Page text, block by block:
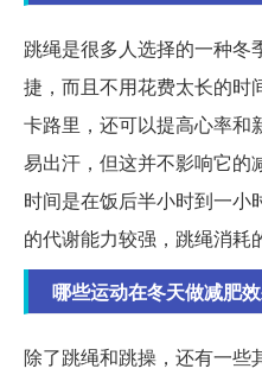
跳绳是很多人选择的一种冬
捷，而且不用花费太长的时
卡路里，还可以提高心率和
易出汗，但这并不影响它的
时间是在饭后半小时到一小
的代谢能力较强，跳绳消耗
哪些运动在冬天做减肥
除了跳绳和跳操，还有一些